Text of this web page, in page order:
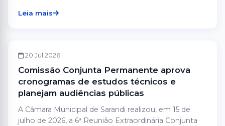
Leia mais
CÂMARA
20 Jul 2026
Comissão Conjunta Permanente aprova
cronogramas de estudos técnicos e
planejam audiências públicas
A Câmara Municipal de Sarandi realizou, em 15 de
julho de 2026, a 6ª Reunião Extraordinária Conjunta